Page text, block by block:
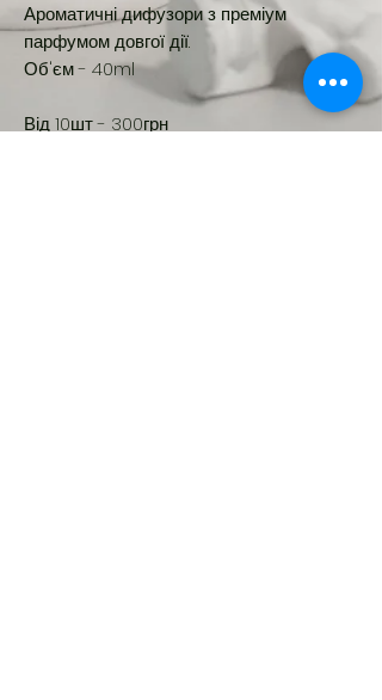
Ароматичні дифузори з преміум
парфумом довгої дії.
Об'єм - 40ml
Від 10шт - 300грн